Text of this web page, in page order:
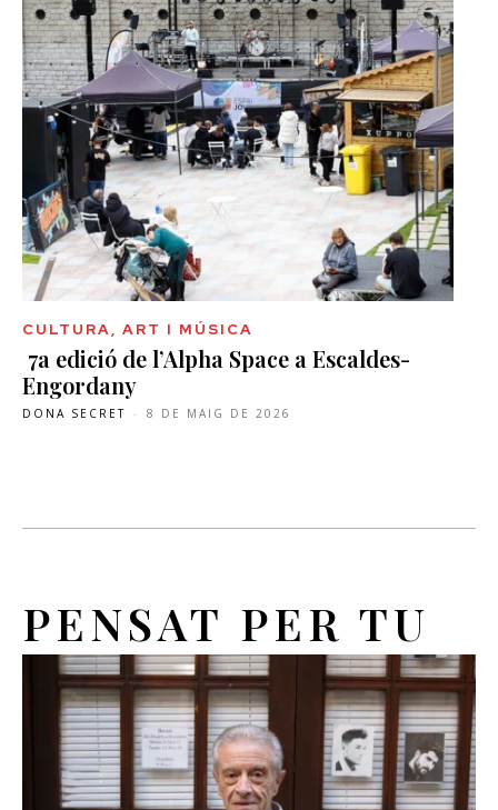
CULTURA, ART I MÚSICA
7a edició de l’Alpha Space a Escaldes-
Engordany
DONA SECRET - 8 DE MAIG DE 2026
PENSAT PER TU